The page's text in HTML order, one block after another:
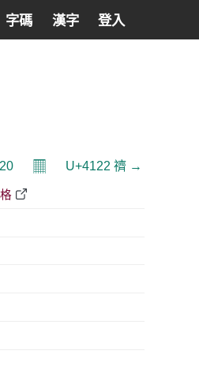
字碼 漢字 登入
𝄜 U+4122 䄢 →